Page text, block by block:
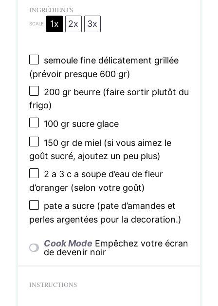
INGRÉDIENTS
SCALE 1x 2x 3x
semoule fine délicatement grillée
(prévoir presque 600 gr)
200gr beurre (faire sortir plutôt du
frigo)
100gr sucre glace
150gr de miel (si vous aimez le
goût sucré, ajoutez un peu plus)
2 a 3 c a soupe d’eau de fleur
d’oranger (selon votre goût)
pate a sucre (pate d’amandes et
perles argentées pour la decoration.)
Cook Mode Empêchez votre écran
de devenir noir
INSTRUCTIONS